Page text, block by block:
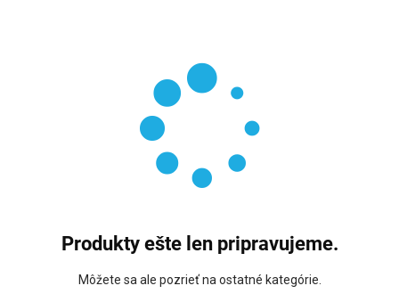
Produkty ešte len pripravujeme.
Môžete sa ale pozrieť na ostatné kategórie.